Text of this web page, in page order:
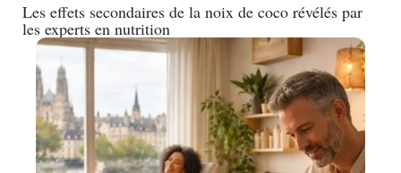
Les effets secondaires de la noix de coco révélés par
les experts en nutrition